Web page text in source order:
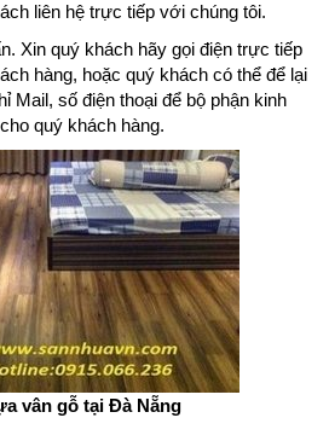
liên hệ trực tiếp với chúng tôi.
Xin quý khách hãy gọi điện trực tiếp
hàng, hoặc quý khách có thể để lại
Mail, số điện thoại để bộ phận kinh
quý khách hàng.
vân gỗ tại Đà Nẵng